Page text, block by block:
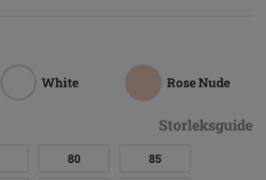
White Rose Nude
Storleksguide
80 85